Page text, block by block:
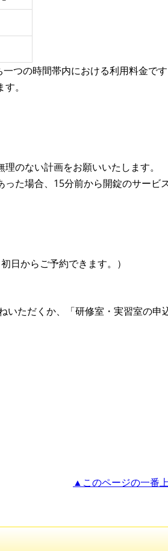
つの時間帯内における利用料金で
。
のない計画をお願いいたします。
た場合、15分前から開錠のサービ
日からご予約できます。）
いただくか、「研修室・実習室の申
▲このページの一番